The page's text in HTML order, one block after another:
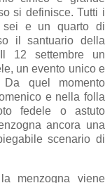
si definisce. Tutti i
sei e un quarto di
il santuario della
12 settembre un
un evento unico e
quel momento
e nella folla
fedele o astuto
ancora una
scenario di
la menzogna viene